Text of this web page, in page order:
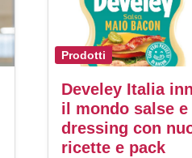
Prodotti
Develey Italia
il mondo salse e
dressing con
ricette e pack